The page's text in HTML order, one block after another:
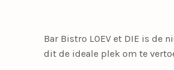
Bedlampjes
Booglampen
Woonaccessoires
Bar Bistro LOEV et DIE is de
dit de ideale plek om te